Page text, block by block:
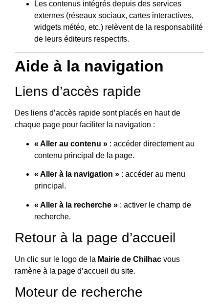
Les contenus intégrés depuis des services
externes (réseaux sociaux, cartes interactives,
widgets météo, etc.) relèvent de la responsabilité
de leurs éditeurs respectifs.
Aide à la navigation
Liens d’accès rapide
Des liens d’accès rapide sont placés en haut de
chaque page pour faciliter la navigation :
« Aller au contenu » : accéder directement au
contenu principal de la page.
« Aller à la navigation » : accéder au menu
principal.
« Aller à la recherche » : activer le champ de
recherche.
Retour à la page d’accueil
Un clic sur le logo de la Mairie de Chilhac vous
ramène à la page d’accueil du site.
Moteur de recherche